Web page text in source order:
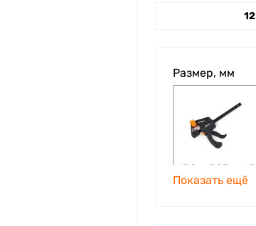
12
Размер, мм
150 х 325 х 65
Показать ещё